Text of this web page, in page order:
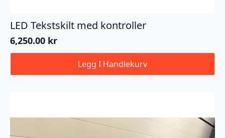
LED Tekstskilt med kontroller
6,250.00 kr
Legg I Handlekurv